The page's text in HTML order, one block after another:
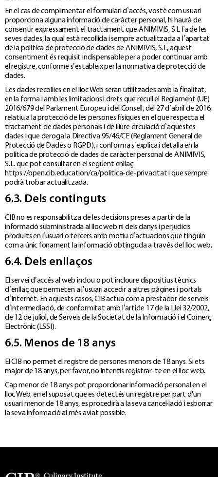
En el cas de complimentar el formulari d’accés, vostè com usuari
proporciona alguna informació de caràcter personal, hi haurà de
consentir expressament el tractament que ANIMIVIS, S.L fa de les
seves dades, la qual està recollida i sempre actualitzada a l’apartat
de la política de protecció de dades de ANIMIVIS, S.L, aquest
consentiment és requisit indispensable per a poder continuar amb
el registre, conforme s’estableix per la normativa de protecció de
dades.
Les dades recollies en el lloc Web seran utilitzades amb la finalitat,
en la forma i amb les limitacions i drets que recull el Reglament (UE)
2016/679 del Parlament Europeu i del Consell, del 27 d’abril de 2016,
relatiu a la protecció de les persones físiques en el que respecta el
tractament de dades personals i de lliure circulació d’aquestes
dades i que deroga la Directiva 95/46/CE (Reglament General de
Protecció de Dades o RGPD), i conforma s’explica i detalla en la
política de protecció de dades de caràcter personal de ANIMIVIS,
S.L. que pot consultar en el següent enllaç
https://open.cib.education/ca/politica-de-privacitat i que sempre
podrà trobar actualitzada.
6.3. Dels continguts
CIB no es responsabilitza de les decisions preses a partir de la
informació subministrada al lloc web ni dels danys i perjudicis
produïts en l’usuari o tercers amb motiu d’actuacions que tinguin
com a únic fonament la informació obtinguda a través del lloc web.
6.4. Dels enllaços
El servei d’accés al web inclou o pot incloure dispositius tècnics
d’enllaç que permeten a l’usuari accedir a altres pàgines i portals
d’Internet. En aquests casos, CIB actua com a prestador de serveis
d’intermediació, de conformitat amb l’article 17 de la Llei 32/2002,
de 12 de juliol, de Serveis de la Societat de la Informació i el Comerç
Electrònic (LSSI).
6.5. Menos de 18 anys
El CIB no permet el registre de persones menors de 18 anys. Si ets
major de 18 anys, per favor, no intentis registrar-te en el lloc web.
Cap menor de 18 anys pot proporcionar informació personal en el
lloc Web, en el suposat que es detectés un registre per part d’un
usuari menor de 18 anys, es procedirà a la seva cancel·lació i esborrar
la seva informació al més aviat possible.